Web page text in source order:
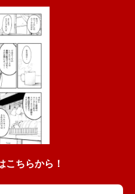
こちらから！